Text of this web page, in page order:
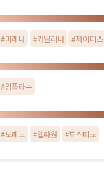
#미레나 #카일리나 #제이디스
#임플라논
#노레보 #엘라원 #포스티노